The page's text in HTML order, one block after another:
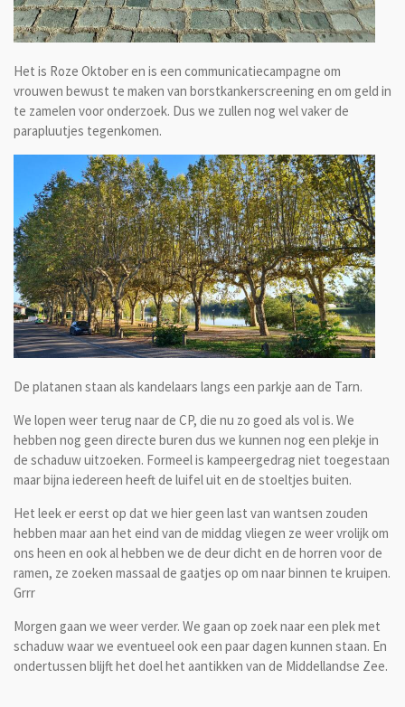
Het is Roze Oktober en is een communicatiecampagne om
vrouwen bewust te maken van borstkankerscreening en om geld in
te zamelen voor onderzoek. Dus we zullen nog wel vaker de
parapluutjes tegenkomen.
De platanen staan als kandelaars langs een parkje aan de Tarn.
We lopen weer terug naar de CP, die nu zo goed als vol is. We
hebben nog geen directe buren dus we kunnen nog een plekje in
de schaduw uitzoeken. Formeel is kampeergedrag niet toegestaan
maar bijna iedereen heeft de luifel uit en de stoeltjes buiten.
Het leek er eerst op dat we hier geen last van wantsen zouden
hebben maar aan het eind van de middag vliegen ze weer vrolijk om
ons heen en ook al hebben we de deur dicht en de horren voor de
ramen, ze zoeken massaal de gaatjes op om naar binnen te kruipen.
Grrr
Morgen gaan we weer verder. We gaan op zoek naar een plek met
schaduw waar we eventueel ook een paar dagen kunnen staan. En
ondertussen blijft het doel het aantikken van de Middellandse Zee.